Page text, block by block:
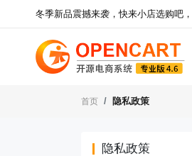
冬季新品震撼来袭，快来小店选购吧，
首页 隐私政策
隐私政策